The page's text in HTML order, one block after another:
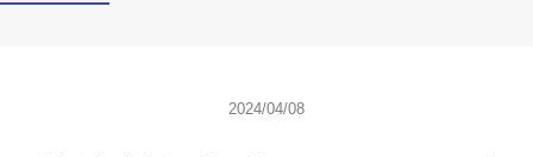
2024/04/08